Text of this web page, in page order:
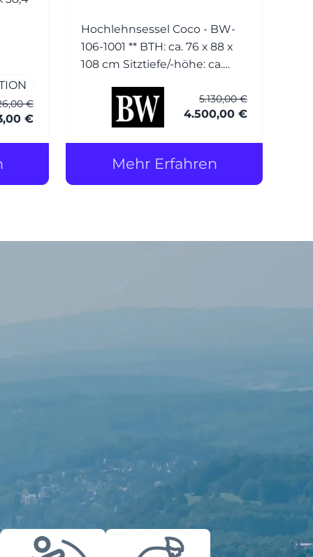
€
€
Hochlehnsessel Coco - BW-
106-1001 ** BTH: ca. 76 x 88 x
108 cm Sitztiefe/-höhe: ca.
Normandie grau mit Keder
Füsse: Esche wengefarbig
cm Bezug: Leder (1)
5.130,00 €
4.500,00 €
Mehr Erfahren